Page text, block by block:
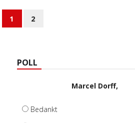
1 2
POLL
Marcel Dorff,
Bedankt